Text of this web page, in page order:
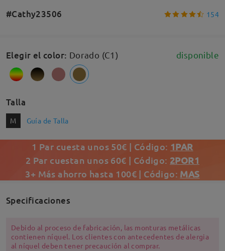
#Cathy23506 154
Elegir el color: Dorado (C1) disponible
Talla
M Guía de Talla
1 Par cuesta unos 50€ | Código: 1PAR
2 Par cuestan unos 60€ | Código: 2POR1
3+ Más ahorro hasta 100€ | Código: MAS
Specificaciones
Debido al proceso de fabricación, las monturas metálicas
contienen níquel. Los clientes con antecedentes de alergia
al níquel deben tener precaución al comprar.